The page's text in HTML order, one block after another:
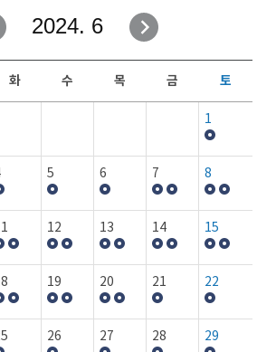
2024. 6
화 수 목 금 토
1
5 6 7 8
12 13 14 15
19 20 21 22
26 27 28 29